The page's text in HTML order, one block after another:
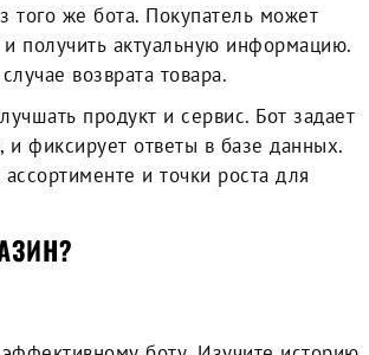
того же бота. Покупатель может
получить актуальную информацию.
возврата товара.
продукт и сервис. Бот задает
фиксирует ответы в базе данных.
и точки роста для